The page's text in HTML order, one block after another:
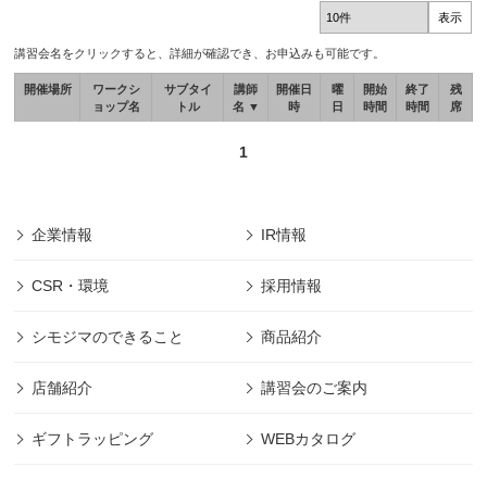
講習会名をクリックすると、詳細が確認でき、お申込みも可能です。
開催場所
ワークシ
ョップ名
サブタイ
トル
講師
名 ▼
開催日
時
曜
日
開始
時間
終了
時間
残
席
1
企業情報 IR情報
CSR・環境 採用情報
シモジマのできること 商品紹介
店舗紹介 講習会のご案内
ギフトラッピング WEBカタログ